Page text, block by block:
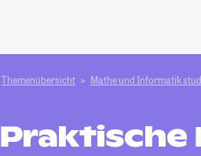
Themenübersicht Mathe und Informatik
Praktische